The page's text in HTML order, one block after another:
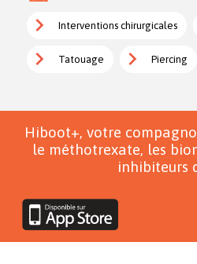
Interventions chirurgicales
Tatouage Piercing
Hiboot+, votre
le méthotrexate, les
inhibiteurs